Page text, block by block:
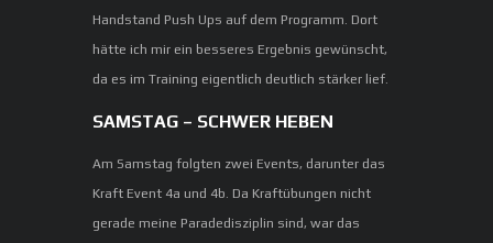
Handstand Push Ups auf dem Programm. Dort
hätte ich mir ein besseres Ergebnis gewünscht,
da es im Training eigentlich deutlich stärker lief.
SAMSTAG – SCHWER HEBEN
Am Samstag folgten zwei Events, darunter das
Kraft Event 4a und 4b. Da Kraftübungen nicht
gerade meine Paradedisziplin sind, war das